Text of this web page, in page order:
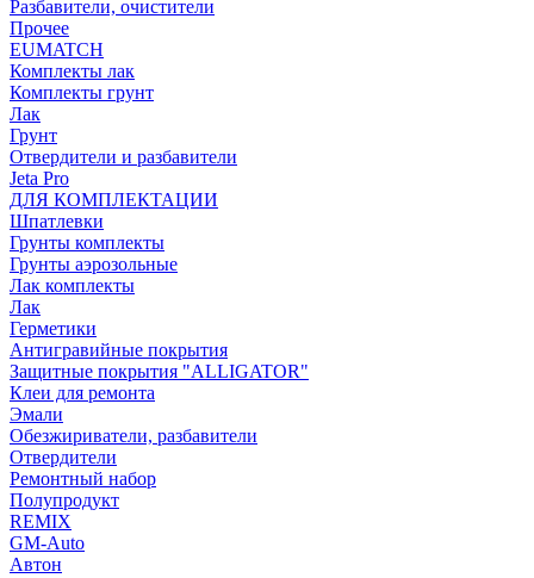
Разбавители, очистители
Прочее
EUMATCH
Комплекты лак
Комплекты грунт
Лак
Грунт
Отвердители и разбавители
Jeta Pro
ДЛЯ КОМПЛЕКТАЦИИ
Шпатлевки
Грунты комплекты
Грунты аэрозольные
Лак комплекты
Лак
Герметики
Антигравийные покрытия
Защитные покрытия "ALLIGATOR"
Клеи для ремонта
Эмали
Обезжириватели, разбавители
Отвердители
Ремонтный набор
Полупродукт
REMIX
GM-Auto
Автон